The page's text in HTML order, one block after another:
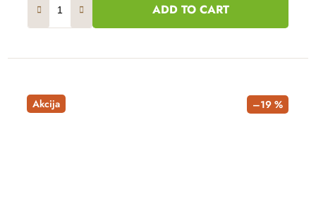
ADD TO CART
Akcija –19 %